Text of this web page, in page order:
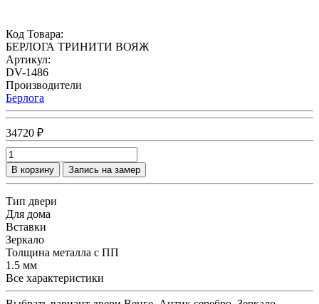
Код Товара:
БЕРЛОГА ТРИНИТИ ВОЯЖ
Артикул:
DV-1486
Производители
Берлога
34720 ₽
В корзину Запись на замер
Тип двери
Для дома
Вставки
Зеркало
Толщина металла с ПП
1.5 мм
Все характеристики